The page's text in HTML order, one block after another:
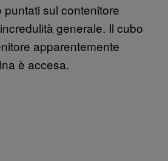
sul contenitore
generale. Il cubo
apparentemente
è accesa.